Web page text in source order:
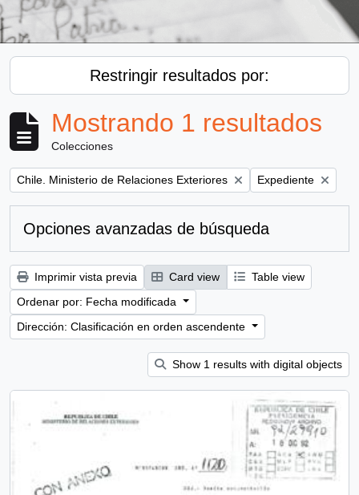
Restringir resultados por:
Mostrando 1 resultados
Colecciones
Remove filter:
Chile. Ministerio de Relaciones Exteriores Remove filter:
Expediente
Opciones avanzadas de búsqueda
Imprimir vista previa Card view
Table view
Ordenar por: Fecha modificada
Dirección: Clasificación en orden ascendente
Show 1 results with digital objects